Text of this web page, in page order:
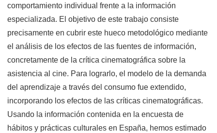
comportamiento individual frente a la información
especializada. El objetivo de este trabajo consiste
precisamente en cubrir este hueco metodológico mediante
el análisis de los efectos de las fuentes de información,
concretamente de la crítica cinematográfica sobre la
asistencia al cine. Para lograrlo, el modelo de la demanda
del aprendizaje a través del consumo fue extendido,
incorporando los efectos de las críticas cinematográficas.
Usando la información contenida en la encuesta de
hábitos y prácticas culturales en España, hemos estimado